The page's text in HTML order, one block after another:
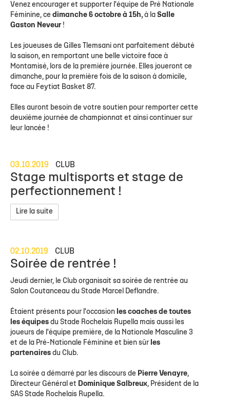
Venez encourager et supporter l'équipe de Pré Nationale
Féminine, ce dimanche 6 octobre à 15h, à la Salle
Gaston Neveur!
Les joueuses de Gilles Tlemsani ont parfaitement débuté
la saison, en remportant une belle victoire face à
Montamisé, lors de la première journée. Elles joueront ce
dimanche, pour la première fois de la saison à domicile,
face au Feytiat Basket 87.
Elles auront besoin de votre soutien pour remporter cette
deuxième journée de championnat et ainsi continuer sur
leur lancée !
03.10.2019 CLUB
Stage multisports et stage de
perfectionnement !
Lire la suite
02.10.2019 CLUB
Soirée de rentrée !
Jeudi dernier, le Club organisait sa soirée de rentrée au
Salon Coutanceau du Stade Marcel Deflandre.
Étaient présents pour l'occasion les coaches de toutes
les équipes du Stade Rochelais Rupella mais aussi les
joueurs de l'équipe première, de la Nationale Masculine 3
et de la Pré-Nationale Féminine et bien sûr les
partenaires du Club.
La soirée a démarré par les discours de Pierre Venayre,
Directeur Général et Dominique Salbreux, Président de la
SAS Stade Rochelais Rupella.